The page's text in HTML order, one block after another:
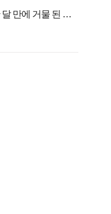
만에 거물 된 사